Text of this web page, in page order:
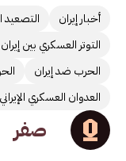
أخبار إيران
التصعيد
التوتر العسكري بين
الحرب ضد إيران
العدوان العسكري
صفر